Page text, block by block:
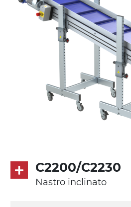
pressofuso, gambe in
zincato, piedini di
Tappeto
modulare PP superficie
Trasmissione
diretta in traino (lato
4.6 m/minuto
C2200/C2230
Nastro inclinato